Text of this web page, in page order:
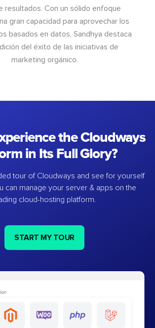
resultados. Con un sólido enfoque
gran capacidad para aprovechar los
basados en datos, Sandhya destaca
del éxito de las iniciativas de
marketing orgánico.
the Cloudways
in Its Full Glory?
tour of Cloudways and see for yourself
can manage your server & apps on the
cloud-hosting platform.
START MY TOUR